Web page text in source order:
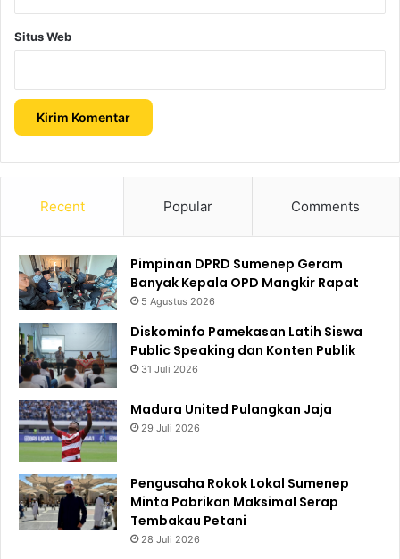
Situs Web
Recent Popular Comments
Pimpinan DPRD Sumenep Geram
Banyak Kepala OPD Mangkir Rapat
5 Agustus 2026
Diskominfo Pamekasan Latih Siswa
Public Speaking dan Konten Publik
31 Juli 2026
Madura United Pulangkan Jaja
29 Juli 2026
Pengusaha Rokok Lokal Sumenep
Minta Pabrikan Maksimal Serap
Tembakau Petani
28 Juli 2026